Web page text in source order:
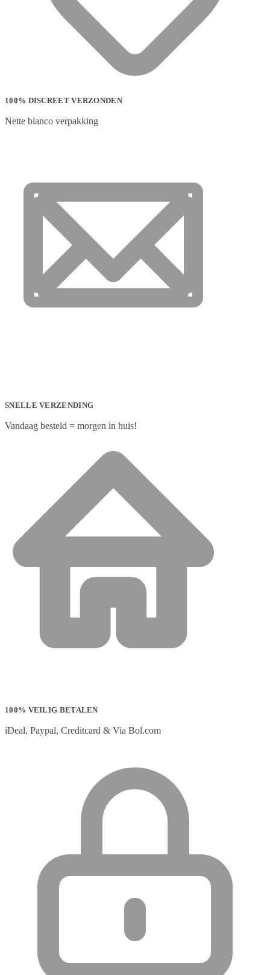
100% DISCREET VERZONDEN
Nette blanco verpakking
SNELLE VERZENDING
Vandaag besteld = morgen in huis!
100% VEILIG BETALEN
iDeal, Paypal, Creditcard & Via Bol.com